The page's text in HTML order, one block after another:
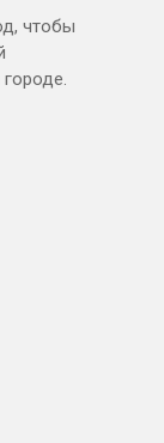
чтобы